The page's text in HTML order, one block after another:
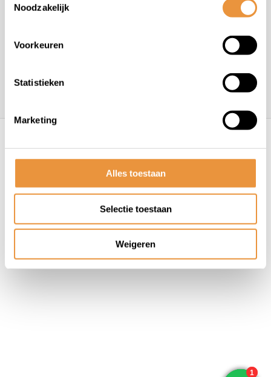
Noodzakelijk
Voorkeuren
Statistieken
Marketing
Alles toestaan
Selectie toestaan
Weigeren
Algemene voorwaarden Disclaimer
Privacy
Policy
Sitemap